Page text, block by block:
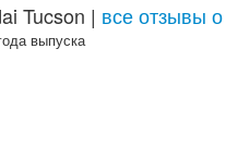
Tucson | все отзывы
выпуска